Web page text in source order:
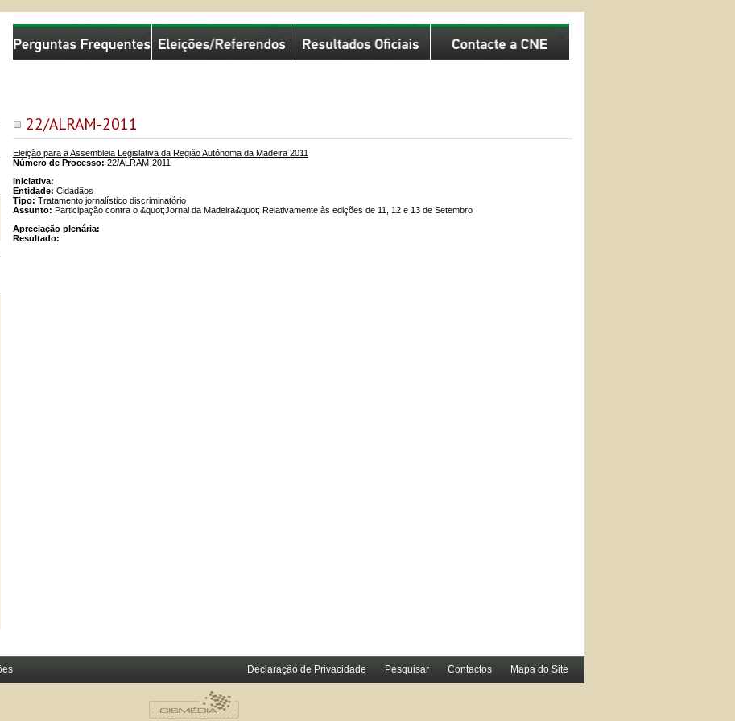
22/ALRAM-2011
Eleição para a Assembleia Legislativa da Região Autónoma da Madeira 2011
Número de Processo: 22/ALRAM-2011
Iniciativa:
Entidade: Cidadãos
Tipo: Tratamento jornalístico discriminatório
Assunto: Participação contra o &quot;Jornal da Madeira&quot; Relativamente às edições de 11, 12 e 13 de Setembro
Apreciação plenária:
Resultado:
Comissão Nacional de Eleições
Declaração de Privacidade Pesquisar Contactos Mapa do Site